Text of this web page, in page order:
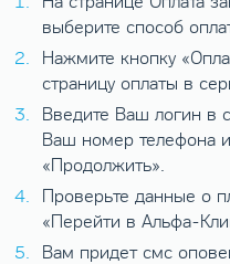
выберите способ
Нажмите кнопку
страницу оплаты в
Введите Ваш логин в
Ваш номер телефона
«Продолжить».
Проверьте данные о
«Перейти в Альфа-
Вам придет смс